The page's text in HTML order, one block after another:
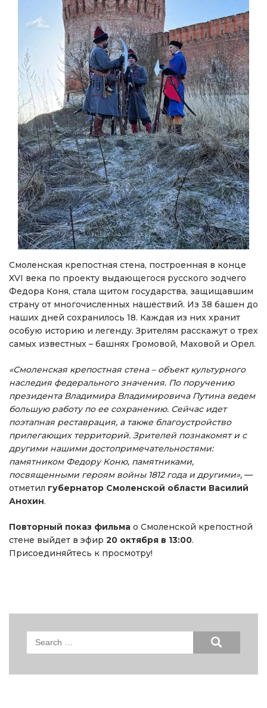
Смоленская крепостная стена, построенная в конце
XVI века по проекту выдающегося русского зодчего
Федора Коня, стала щитом государства, защищавшим
страну от многочисленных нашествий. Из 38 башен до
наших дней сохранилось 18. Каждая из них хранит
особую историю и легенду. Зрителям расскажут о трех
самых известных – башнях Громовой, Маховой и Орел.
«Смоленская крепостная стена – объект культурного
наследия федерального значения. По поручению
президента Владимира Владимировича Путина ведем
большую работу по ее сохранению. Сейчас идет
поэтапная реставрация, а также благоустройство
прилегающих территорий. Зрителей познакомят и с
другими нашими достопримечательностями:
памятником Федору Коню, памятниками,
посвященными героям войны 1812 года и другими», —
отметил губернатор Смоленской области Василий
Анохин.
Повторный показ фильма о Смоленской крепостной
стене выйдет в эфир 20 октября в 13:00.
Присоединяйтесь к просмотру!
Search